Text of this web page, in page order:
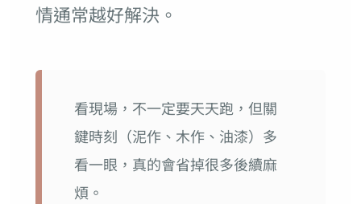
情通常越好解決。
看現場，不一定要天天跑，但關
鍵時刻（泥作、木作、油漆）多
看一眼，真的會省掉很多後續麻
煩。